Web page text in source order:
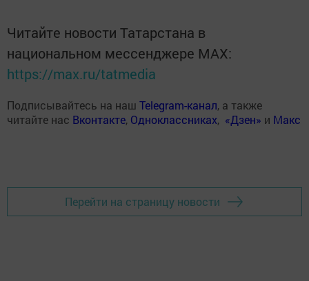
Читайте новости Татарстана в
национальном мессенджере MАХ:
https://max.ru/tatmedia
Подписывайтесь на наш Telegram-канал, а также
читайте нас Вконтакте, Одноклассниках, «Дзен» и Макс
Перейти на страницу новости